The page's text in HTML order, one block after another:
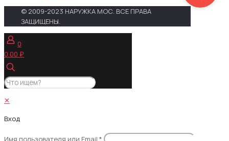
© 2009-2023 НАРУЖКА МОС. ВСЕ ПРАВА
ЗАЩИЩЕНЫ.
0
0.00 ₽
✕
Вход
Имя пользователя или Email *